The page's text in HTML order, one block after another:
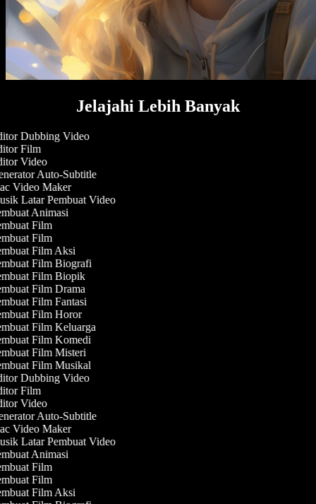
Jelajahi Lebih Banyak
Dubbing Video
Film
Video
Auto-Subtitle
Video Maker
Latar Pembuat Video
Animasi
Film
Film
Film Aksi
Film Biografi
Film Biopik
Film Drama
Film Fantasi
Film Horor
Film Keluarga
Film Komedi
Film Misteri
Film Musikal
Dubbing Video
Film
Video
Auto-Subtitle
Video Maker
Latar Pembuat Video
Animasi
Film
Film
Film Aksi